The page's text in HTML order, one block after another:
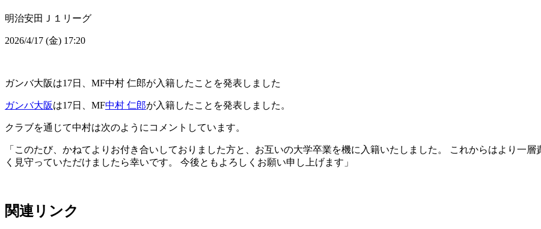
明治安田Ｊ１リーグ
2026/4/17 (金) 17:20
ガンバ大阪は17日、MF中村 仁郎が入籍したことを発表しました
ガンバ大阪は17日、MF中村 仁郎が入籍したことを発表しました。
クラブを通じて中村は次のようにコメントしています。
「このたび、かねてよりお付き合いしておりました方と、お互いの大学卒業を機に入籍いたしました。 これからはより一
く見守っていただけましたら幸いです。 今後ともよろしくお願い申し上げます」
関連リンク